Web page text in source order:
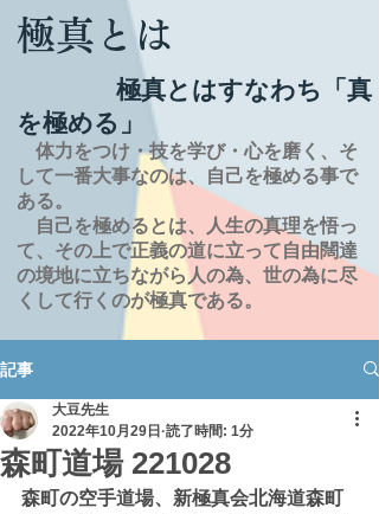
極真とは
極真とはすなわち「真
を極める」
体力をつけ・技を学び・心を磨く、そ
して一番大事なのは、自己を極める事で
ある。
自己を極めるとは、
人生の真理を悟っ
て、その上で正義の道に立って自由闊達
の境地に立ちながら人の為、世の為に尽
くして行くのが極真である。
記事
森町道場 221028
大豆先生
2022年10月29日 読了時間: 1分
森町の空手道場、新極真会北海道森町